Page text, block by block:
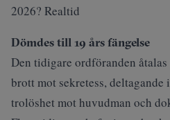
2026? Realtid
Dömdes till 19 års fängelse
Den tidigare ordföranden
brott mot sekretess,
trolöshet mot huvudman och